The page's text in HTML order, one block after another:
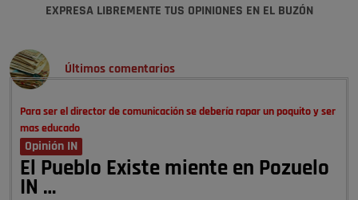
EXPRESA LIBREMENTE TUS OPINIONES EN EL BUZÓN
Últimos comentarios
Para ser el director de comunicación se debería rapar un poquito y ser
mas educado
Opinión IN
El Pueblo Existe miente en Pozuelo
IN …